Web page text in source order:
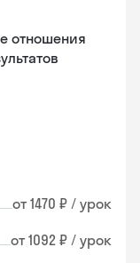
отношения
от 1470 ₽ / урок
от 1092 ₽ / урок